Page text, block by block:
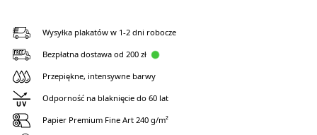
Wysyłka plakatów w 1-2 dni robocze
Bezpłatna dostawa od 200 zł
Przepiękne, intensywne barwy
Odporność na blaknięcie do 60 lat
Papier Premium Fine Art 240 g/m²